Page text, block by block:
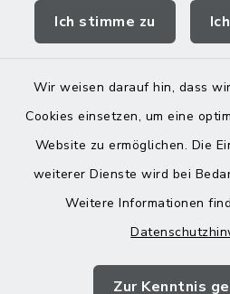
Ich stimme zu
Wir weisen darauf hin, dass
Cookies einsetzen, um eine
Website zu ermöglichen. Die
weiterer Dienste wird bei
Weitere Informationen
Zur Kenntnis
Landratsamt Mühldorf